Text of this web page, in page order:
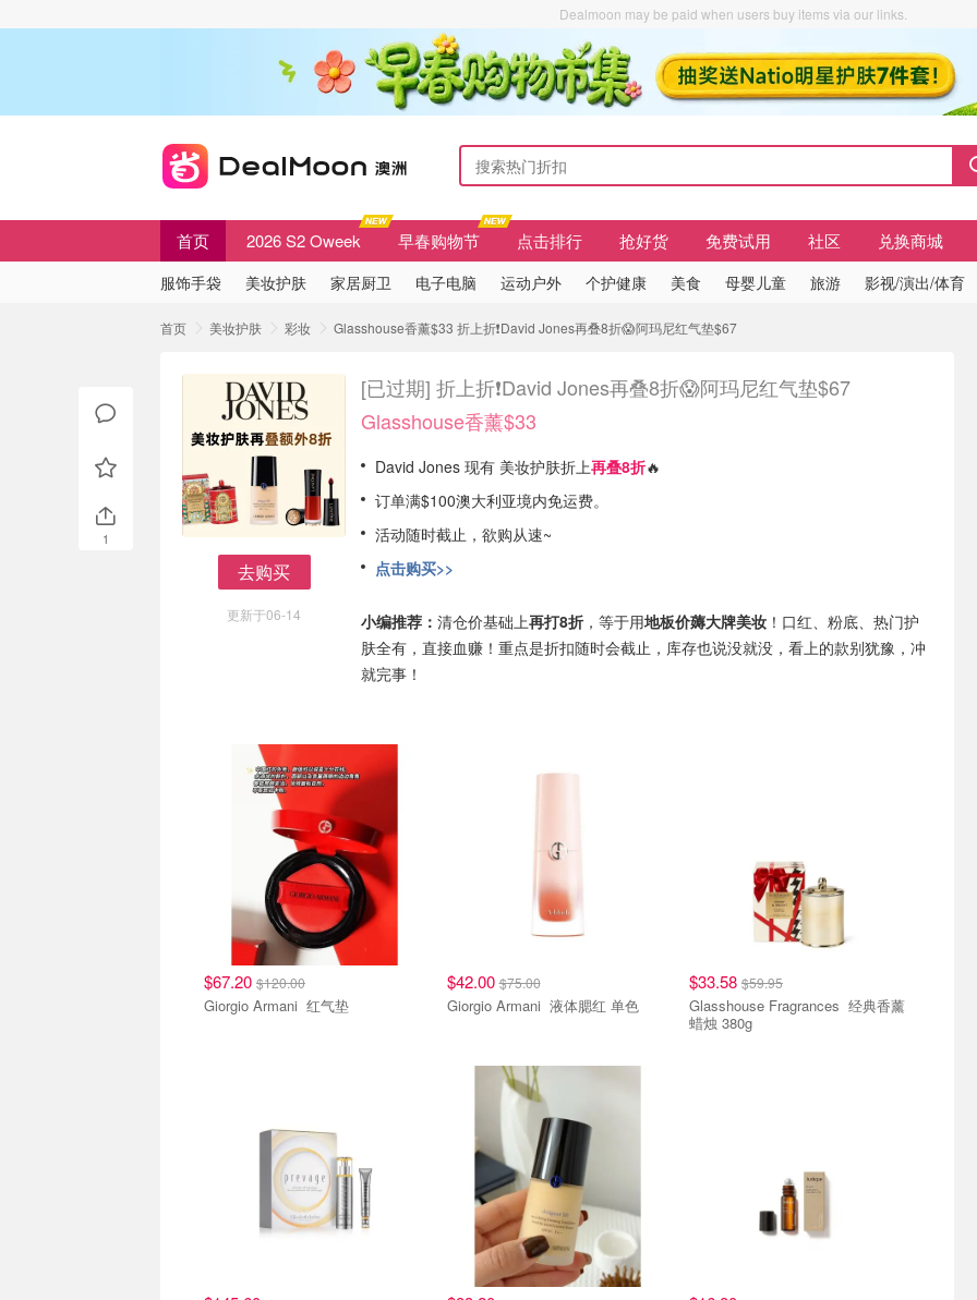
Dealmoon may be paid when users buy items via our links.
首页 2026 S2 Oweek 早春购物节 点击排行 抢好货 免费试用 社区 兑换商城
服饰手袋 美妆护肤 家居厨卫 电子电脑 运动户外 个护健康 美食 母婴儿童 旅游 影视/演出/体育
首页 美妆护肤 彩妆 Glasshouse香薰$33 折上折❗David Jones再叠8折😱阿玛尼红气垫$67
去购买
更新于06-14
[已过期] 折上折❗David Jones再叠8折😱阿玛尼红气垫$67
Glasshouse香薰$33
David Jones 现有 美妆护肤折上再叠8折🔥
订单满$100澳大利亚境内免运费。
活动随时截止，欲购从速~
点击购买>>
小编推荐： 清仓价基础上再打8折 ，等于用地板价薅大牌美妆 ！口红、粉底、热门护
肤全有，直接血赚！重点是折扣随时会截止，库存也说没就没，看上的款别犹豫，冲
就完事！
$67.20 $120.00
Giorgio Armani 红气垫
$42.00$75.00
Giorgio Armani 液体腮红 单色
$33.58 $59.95
Glasshouse Fragrances 经典香薰
蜡烛 380g
1